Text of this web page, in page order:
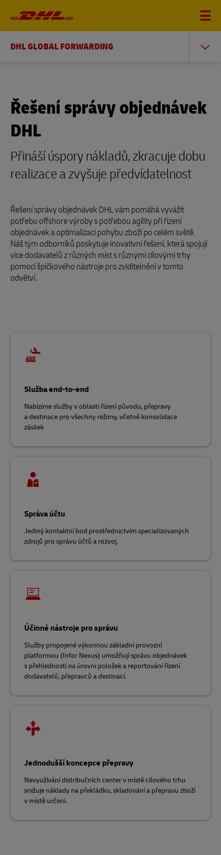
DHL GLOBAL FORWARDING
Řešení správy objednávek
DHL
Přináší úspory nákladů, zkracuje dobu
realizace a zvyšuje předvídatelnost
Řešení správy objednávek DHL vám pomáhá vyvážit
potřebu offshore výroby s potřebou agility při řízení
objednávek a optimalizaci pohybu zboží po celém světě.
Náš tým odborníků poskytuje inovativní řešení, která spojují
více dodavatelů z různých míst s různými cílovými trhy
pomocí špičkového nástroje pro zviditelnění v tomto
odvětví.
Služba end-to-end
Nabízíme služby v oblasti řízení původu, přepravy
a destinace pro všechny režimy, včetně konsolidace
zásilek
Správa účtu
Jediný kontaktní bod prostřednictvím specializovaných
zdrojů pro správu účtů a rozvoj.
Účinné nástroje pro správu
Služby propojené výkonnou základní provozní
platformou (Infor Nexus) umožňují správu objednávek
s přehledností na úrovni položek a reportování řízení
dodavatelů, přepravců a destinací.
Jednodušší koncepce přepravy
Nevyužívání distribučních center v místě cílového trhu
snižuje náklady na překládku,skladování a přepravu zboží
v místě určení.